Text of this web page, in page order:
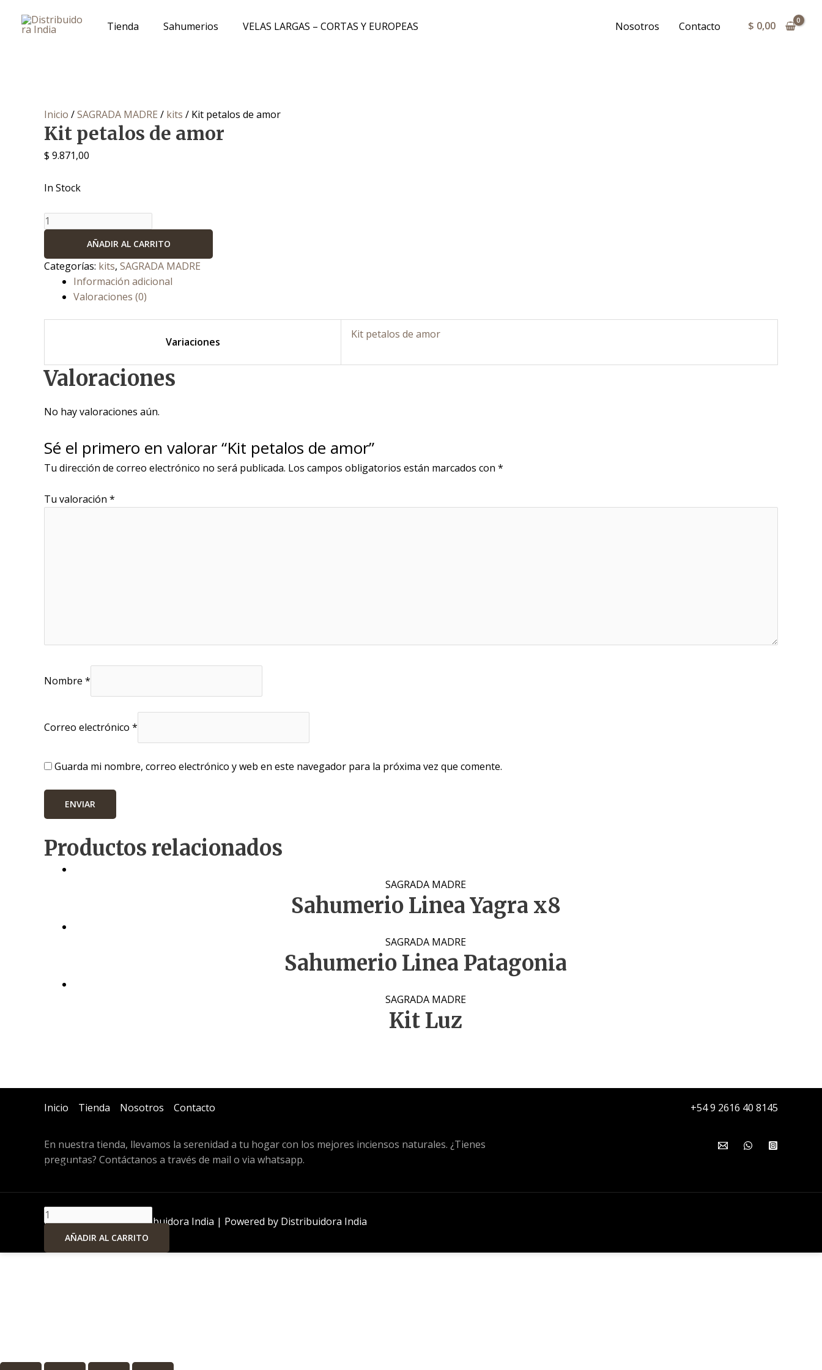
contenido
Tienda Sahumerios VELAS LARGAS – CORTAS Y EUROPEAS Nosotros Contacto $ 0,00
Inicio /SAGRADA MADRE / kits / Kit petalos de amor
Kit petalos de amor
$ 9.871,00
In Stock
petalos
de
AÑADIR AL CARRITO
Categorías: kits, SAGRADA MADRE
Información adicional
Valoraciones (0)
Variaciones
Kit petalos de amor
Valoraciones
No hay valoraciones aún.
Sé el primero en valorar “Kit petalos de amor”
Tu dirección de correo electrónico no será publicada. Los campos obligatorios están marcados con *
Tu valoración *
Nombre *
Correo electrónico *
Guarda mi nombre, correo electrónico y web en este navegador para la próxima vez que comente.
Productos relacionados
SAGRADA MADRE
Sahumerio Linea Yagra x8
SAGRADA MADRE
Sahumerio Linea Patagonia
SAGRADA MADRE
Kit Luz
Inicio Tienda Nosotros Contacto +54 9 2616 40 8145
En nuestra tienda, llevamos la serenidad a tu hogar con los mejores inciensos naturales. ¿Tienes
preguntas? Contáctanos a través de mail o via whatsapp.
Copyright © 2024 Distribuidora India | Powered by Distribuidora India
Kit petalos de amor
$9.871,00
Kit
petalos
amor
cantidad
AÑADIR AL CARRITO